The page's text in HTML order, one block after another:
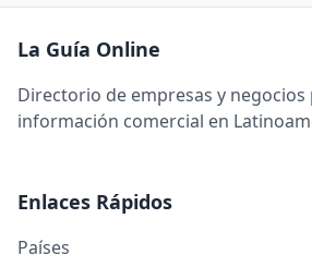
La Guía Online
Directorio de empresas y
información comercial en
Enlaces Rápidos
Países